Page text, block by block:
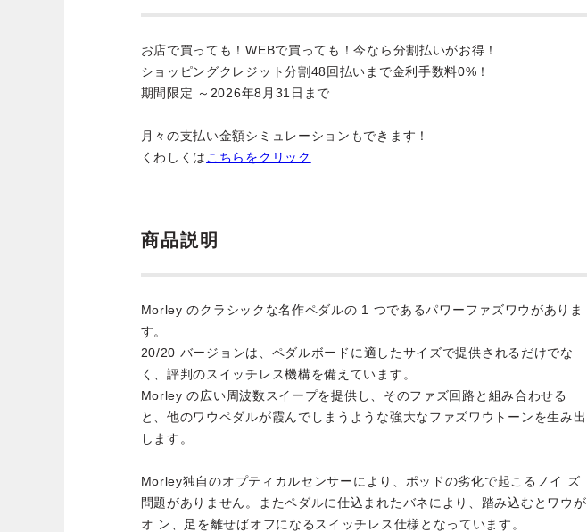
お店で買っても！WEBで買っても！今なら分割払いがお得！
ショッピングクレジット分割48回払いまで金利手数料0%！
期間限定 ～2026年8月31日まで
月々の支払い金額シミュレーションもできます！
くわしくは こちらをクリック
商品説明
Morley のクラシックな名作ペダルの 1 つであるパワーファズワウがありま
す。
20/20 バージョンは、ペダルボードに適したサイズで提供されるだけでな
く、評判のスイッチレス機構を備えています。
Morley の広い周波数スイープを提供し、そのファズ回路と組み合わせる
と、他のワウペダルが霞んでしまうような強大なファズワウトーンを生み出
します。
Morley独自のオプティカルセンサーにより、ポッドの劣化で起こるノイ ズ
問題がありません。またペダルに仕込まれたバネにより、踏み込むとワウが
オ ン、足を離せばオフになるスイッチレス仕様となっています。